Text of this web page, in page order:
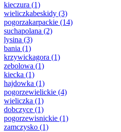
kieczura (1)
wieliczkabeskidy (3)
pogorzakarpackie (14)
suchapolana (2)
lysina (3)
bania (1)
krzywickagora (1)
zebolowa (1)
kiecka (1)
hajdowka (1)
pogorzewielickie (4)
wieliczka (1)
dobczyce (1)
pogorzewisnickie (1)
zamczysko (1)